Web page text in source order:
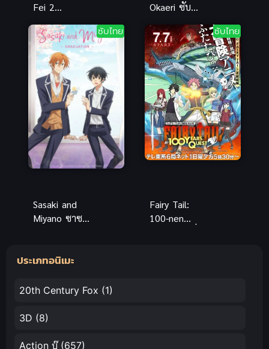
Fei 2
Princess 2)
ชายากายสิทธิ์
ภาค 2
Okaeri ซับ
ซับไทย
Sasaki and
Miyano ซาซา
ศึกษา อนิเมะ
ซับไทย
Fairy Tail:
100-nen
ประเภทอนิเมะ
20th Century Fox (1)
3D (8)
Action บู๊(657)